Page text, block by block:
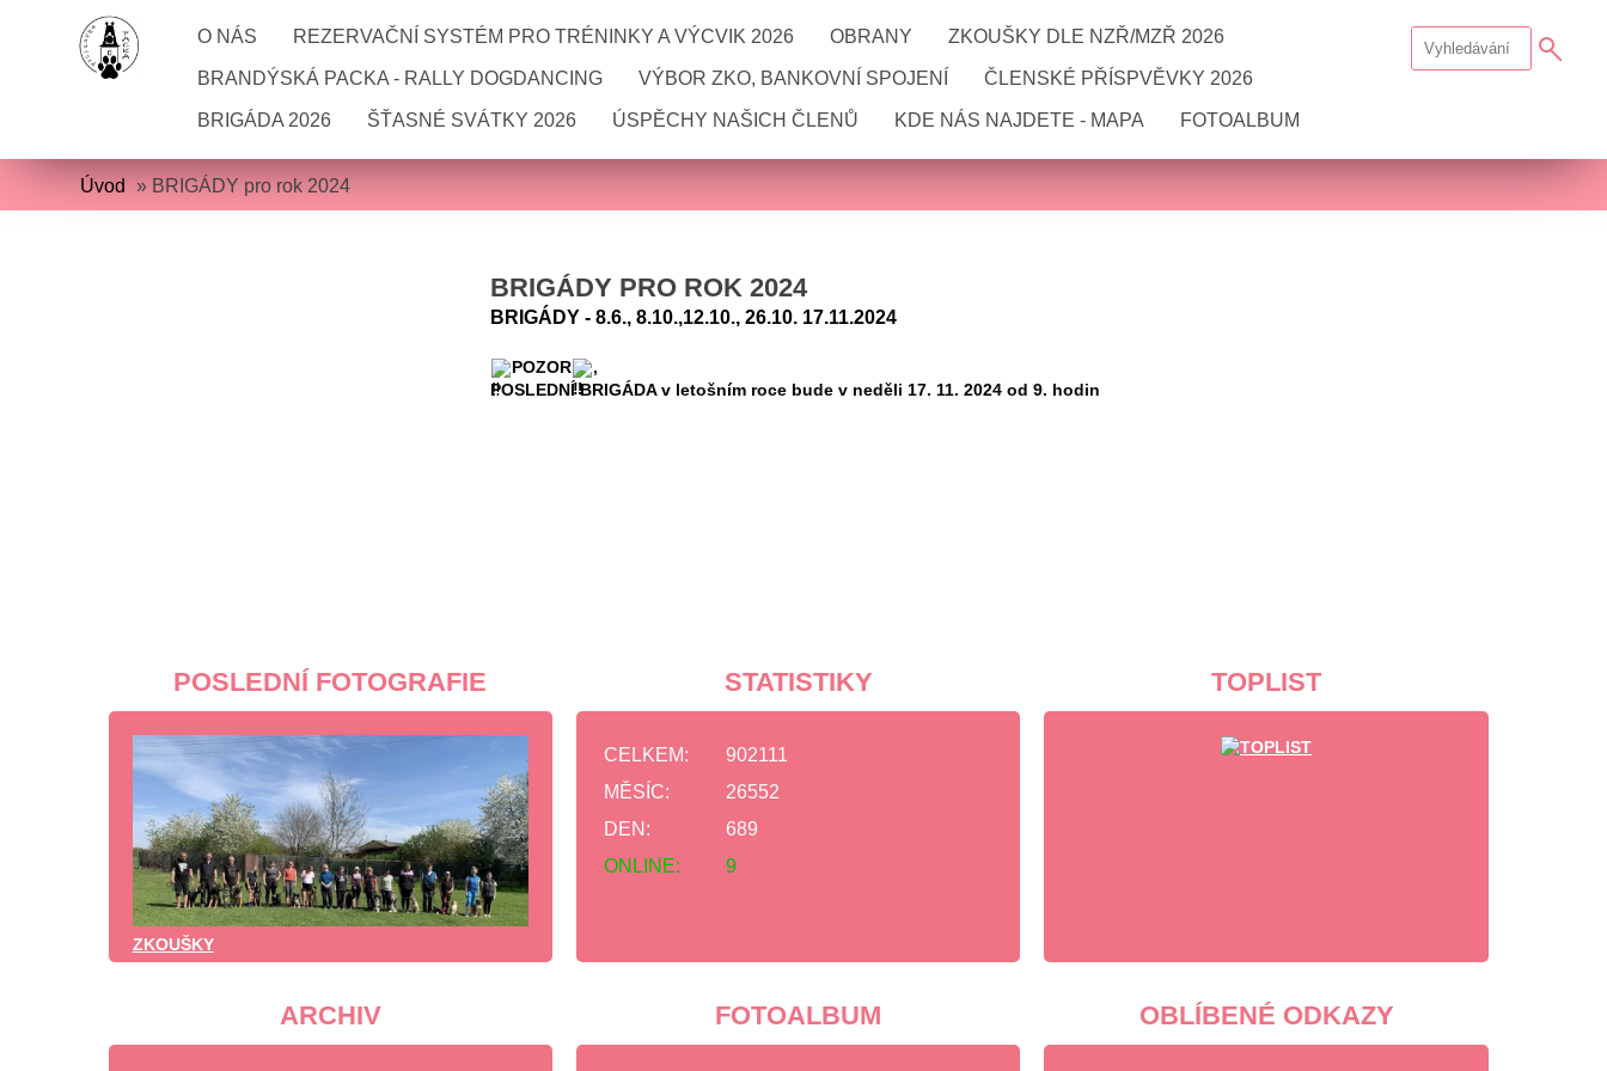
O NÁS REZERVAČNÍ SYSTÉM PRO TRÉNINKY A VÝCVIK 2026 OBRANY ZKOUŠKY DLE NZŘ/MZŘ 2026
BRANDÝSKÁ PACKA - RALLY DOGDANCING VÝBOR ZKO, BANKOVNÍ SPOJENÍ ČLENSKÉ PŘÍSPVĚVKY 2026
BRIGÁDA 2026 ŠŤASNÉ SVÁTKY 2026 ÚSPĚCHY NAŠICH ČLENŮ KDE NÁS NAJDETE - MAPA FOTOALBUM
Úvod » BRIGÁDY pro rok 2024
BRIGÁDY PRO ROK 2024
BRIGÁDY - 8.6., 8.10.,12.10., 26.10. 17.11.2024
POZOR
,
POSLEDNÍ BRIGÁDA v letošním roce bude v neděli 17. 11. 2024 od 9. hodin
POSLEDNÍ FOTOGRAFIE
ZKOUŠKY
STATISTIKY
ONLINE: 9
CELKEM:
902111
MĚSÍC:
26552
DEN:
689
TOPLIST
ARCHIV FOTOALBUM OBLÍBENÉ ODKAZY